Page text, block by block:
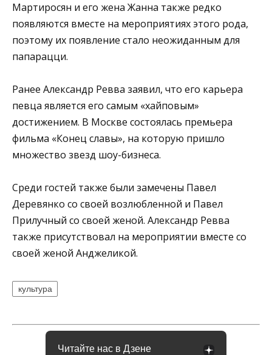
Мартиросян и его жена Жанна также редко
появляются вместе на мероприятиях этого рода,
поэтому их появление стало неожиданным для
папарацци.
Ранее Александр Ревва заявил, что его карьера
певца является его самым «хайповым»
достижением. В Москве состоялась премьера
фильма «Конец славы», на которую пришло
множество звезд шоу-бизнеса.
Среди гостей также были замечены Павел
Деревянко со своей возлюбленной и Павел
Прилучный со своей женой. Александр Ревва
также присутствовал на мероприятии вместе со
своей женой Анджеликой.
культура
Читайте нас в Дзене